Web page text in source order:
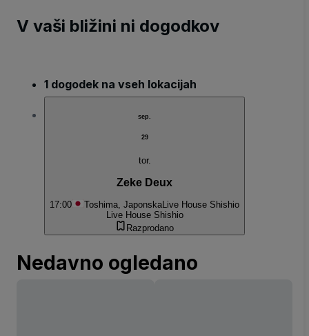
V vaši bližini ni dogodkov
1 dogodek na vseh lokacijah
sep.
29
tor.
Zeke Deux
17:00 Toshima, JaponskaLive House Shishio
Live House Shishio
Razprodano
Nedavno ogledano